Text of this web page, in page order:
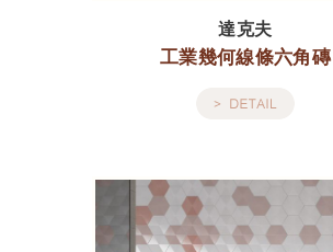
達克夫
工業幾何線條六角磚